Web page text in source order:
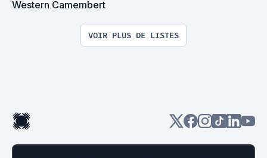
Western Camembert
VOIR PLUS DE LISTES